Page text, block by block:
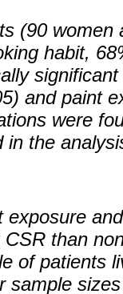
(90
habit,
and paint
were
in the
exposure
than
of patients
sample